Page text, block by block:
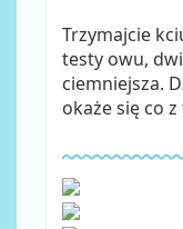
Trzymajcie
testy owu,
ciemniejsza.
okaże się co z